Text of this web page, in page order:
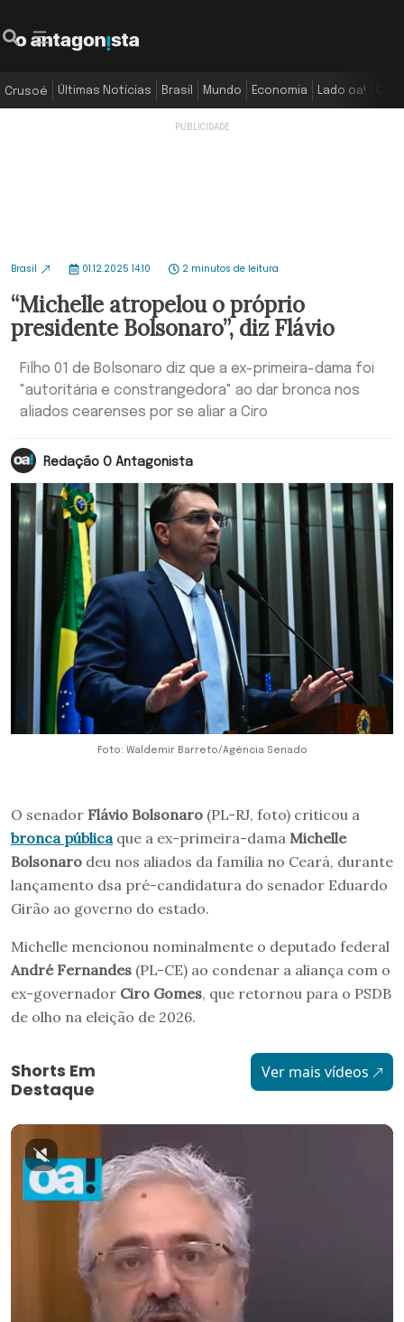
Crusoé Últimas Notícias Brasil Mundo Economia Lado oa!
Brasil 01.12.2025 14:10 2 minutos de leitura
“Michelle atropelou o próprio
presidente Bolsonaro”, diz Flávio
Filho 01 de Bolsonaro diz que a ex-primeira-dama foi
"autoritária e constrangedora" ao dar bronca nos
aliados cearenses por se aliar a Ciro
Redação O Antagonista
Foto: Waldemir Barreto/Agência Senado
O senador Flávio Bolsonaro (PL-RJ, foto) criticou a
bronca públicaque a ex-primeira-dama Michelle
Bolsonaro deu nos aliados da família no Ceará, durante
lançamento dsa pré-candidatura do senador Eduardo
Girão ao governo do estado.
Michelle mencionou nominalmente o deputado federal
André Fernandes (PL-CE) ao condenar a aliança com o
ex-governador Ciro Gomes, que retornou para o PSDB
de olho na eleição de 2026.
Shorts Em
Destaque
Ver mais vídeos